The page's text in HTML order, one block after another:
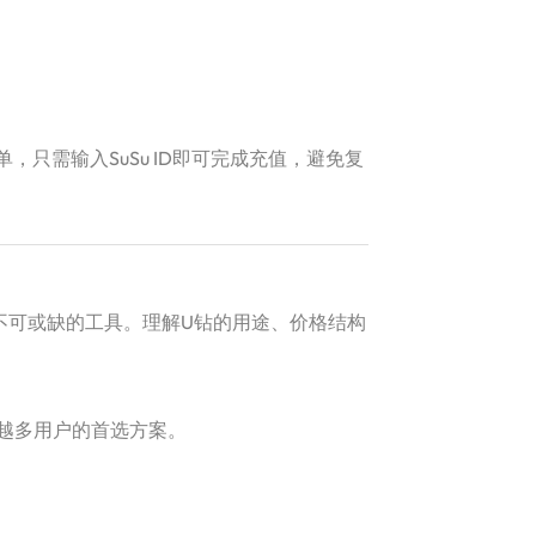
，只需输入SuSu ID即可完成充值，避免复
或缺的工具。理解U钻的用途、价格结构
用户的首选方案。